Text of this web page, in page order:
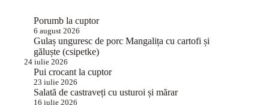
Porumb la cuptor
6 august 2026
Gulaș unguresc de porc Mangalița cu cartofi și
găluște (csipetke)
24 iulie 2026
Pui crocant la cuptor
23 iulie 2026
Salată de castraveți cu usturoi și mărar
16 iulie 2026